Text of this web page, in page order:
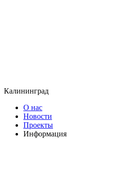
Калининград
О нас
Новости
Проекты
Информация